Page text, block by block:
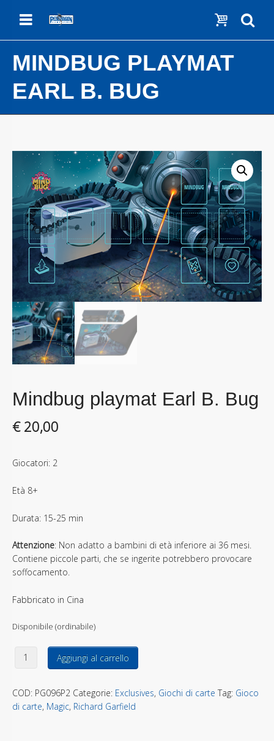
Show
Menu
MINDBUG PLAYMAT
EARL B. BUG
Mindbug playmat Earl B. Bug
€20,00
Giocatori: 2
Età 8+
Durata: 15-25 min
Attenzione: Non adatto a bambini di età inferiore ai 36 mesi.
Contiene piccole parti, che se ingerite potrebbero provocare
soffocamento.
Fabbricato in Cina
Disponibile (ordinabile)
Aggiungi al carrello
COD: PG096P2 Categorie: Exclusives, Giochi di carte Tag: Gioco
di carte, Magic, Richard Garfield